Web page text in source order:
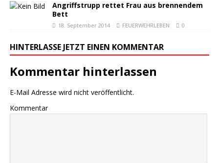
Angriffstrupp rettet Frau aus brennendem
Bett
18. September 2014 FEUERWEHRLEBEN 0
HINTERLASSE JETZT EINEN KOMMENTAR
Kommentar hinterlassen
E-Mail Adresse wird nicht veröffentlicht.
Kommentar